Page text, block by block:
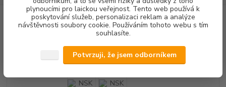
plynoucími pro laickou veřejnost. Tento web používá k
poskytování služeb, personalizaci reklam a analýze
návštěvnosti soubory cookie. Používáním tohoto webu s tím
souhlasíte.
Potvrzuji, že jsem odborníkem
PŘÍSTROJOVÉ VYBAVENÍ NSK S-Max M900L
NSK S-Max M900L